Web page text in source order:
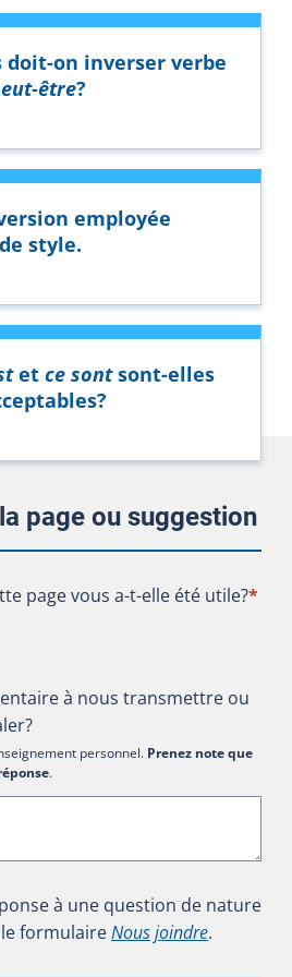
doit-on inverser verbe
être?
employée
style.
et ce sontsont-elles
page ou suggestion
page vous a-t-elle été utile?
page vous a-t-elle été utile?*
à nous transmettre ou
personnel. Prenez note que
.
à une question de nature
formulaireNous joindre.